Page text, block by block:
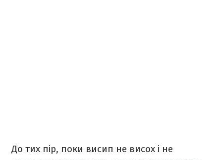
До тих пір, поки висип не висох і не